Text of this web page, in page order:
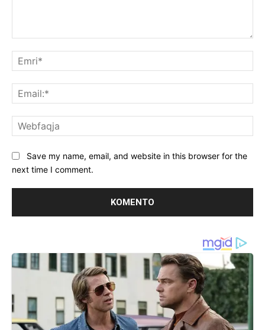
Save my name, email, and website in this browser for the
next time I comment.